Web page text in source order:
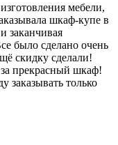
мебели,
шкаф-купе в
заканчивая
было сделано очень
скидку сделали!
за прекрасный шкаф!
заказывать только